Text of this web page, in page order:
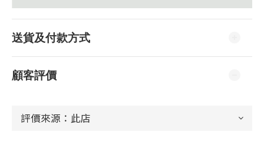
送貨及付款方式
顧客評價